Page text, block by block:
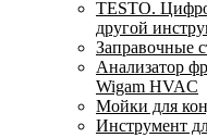
TESTO.
другой
Заправочные
Анализатор
Wigam HVAC
Мойки для
Инструмент